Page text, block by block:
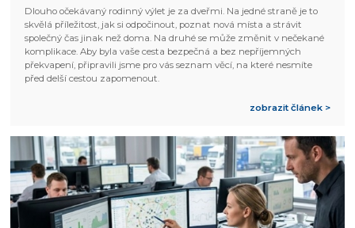
Dlouho očekávaný rodinný výlet je za dveřmi. Na jedné straně je to
skvělá příležitost, jak si odpočinout, poznat nová místa a strávit
společný čas jinak než doma. Na druhé se může změnit v nečekané
komplikace. Aby byla vaše cesta bezpečná a bez nepříjemných
překvapení, připravili jsme pro vás seznam věcí, na které nesmíte
před delší cestou zapomenout.
zobrazit článek >